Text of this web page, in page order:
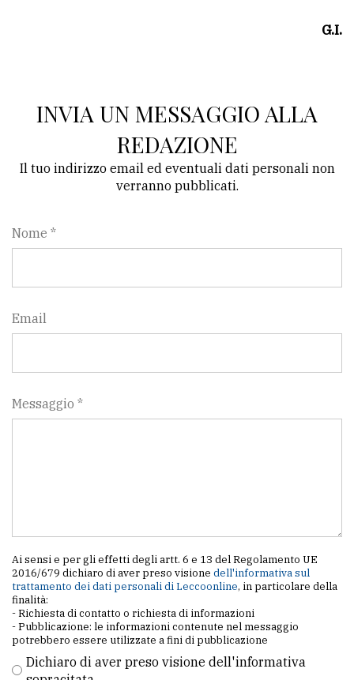
G.I.
INVIA UN MESSAGGIO ALLA
REDAZIONE
Il tuo indirizzo email ed eventuali dati personali non
verranno pubblicati.
Nome *
Email
Messaggio *
Ai sensi e per gli effetti degli artt. 6 e 13 del Regolamento UE
2016/679 dichiaro di aver preso visione dell'informativa sul
trattamento dei dati personali di Leccoonline, in particolare della
finalità:
- Richiesta di contatto o richiesta di informazioni
- Pubblicazione: le informazioni contenute nel messaggio
potrebbero essere utilizzate a fini di pubblicazione
Dichiaro di aver preso visione dell'informativa